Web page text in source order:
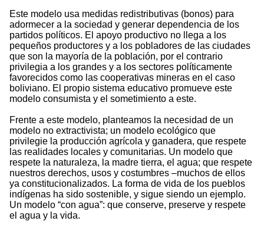
Este modelo usa medidas redistributivas (bonos) para
adormecer a la sociedad y generar dependencia de los
partidos políticos. El apoyo productivo no llega a los
pequeños productores y a los pobladores de las ciudades
que son la mayoría de la población, por el contrario
privilegia a los grandes y a los sectores políticamente
favorecidos como las cooperativas mineras en el caso
boliviano. El propio sistema educativo promueve este
modelo consumista y el sometimiento a este.
Frente a este modelo, planteamos la necesidad de un
modelo no extractivista; un modelo ecológico que
privilegie la producción agrícola y ganadera, que respete
las realidades locales y comunitarias. Un modelo que
respete la naturaleza, la madre tierra, el agua; que respete
nuestros derechos, usos y costumbres –muchos de ellos
ya constitucionalizados. La forma de vida de los pueblos
indígenas ha sido sostenible, y sigue siendo un ejemplo.
Un modelo “con agua”: que conserve, preserve y respete
el agua y la vida.